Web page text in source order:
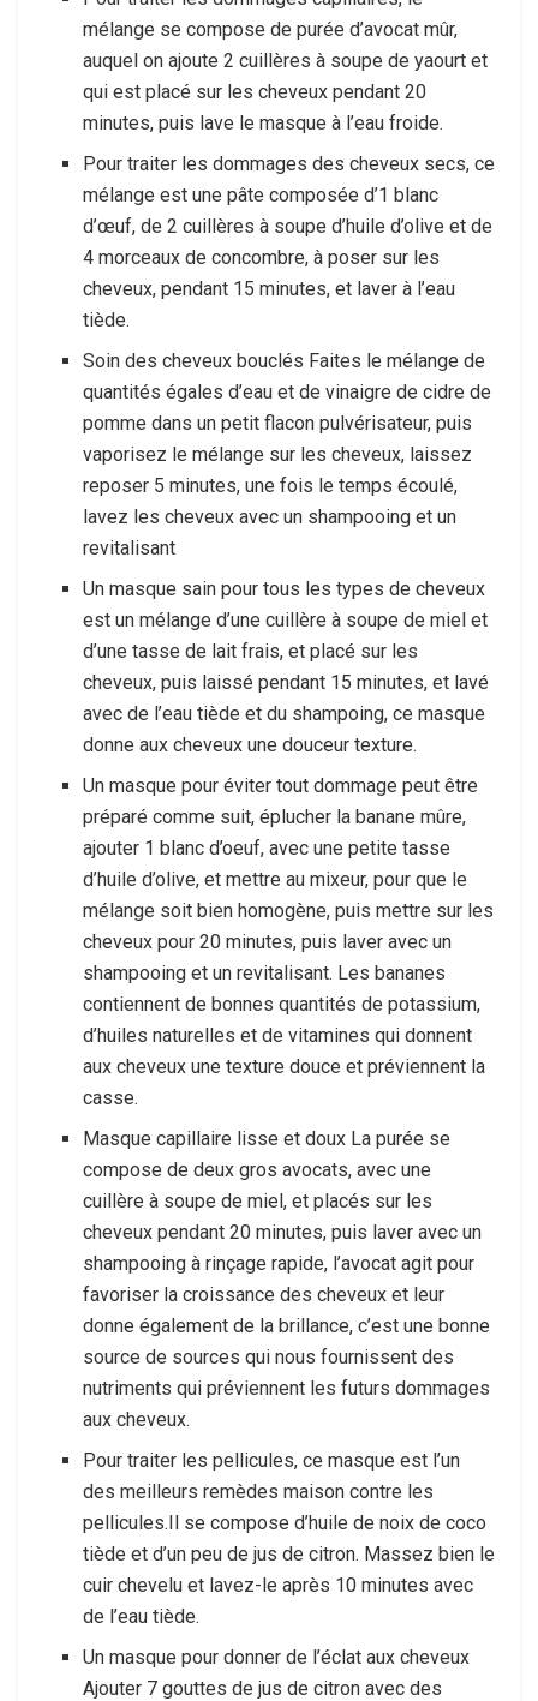
mélange se compose de purée d’avocat mûr,
auquel on ajoute 2 cuillères à soupe de yaourt et
qui est placé sur les cheveux pendant 20
minutes, puis lave le masque à l’eau froide.
Pour traiter les dommages des cheveux secs, ce
mélange est une pâte composée d’1 blanc
d’œuf, de 2 cuillères à soupe d’huile d’olive et de
4 morceaux de concombre, à poser sur les
cheveux, pendant 15 minutes, et laver à l’eau
tiède.
Soin des cheveux bouclés Faites le mélange de
quantités égales d’eau et de vinaigre de cidre de
pomme dans un petit flacon pulvérisateur, puis
vaporisez le mélange sur les cheveux, laissez
reposer 5 minutes, une fois le temps écoulé,
lavez les cheveux avec un shampooing et un
revitalisant
Un masque sain pour tous les types de cheveux
est un mélange d’une cuillère à soupe de miel et
d’une tasse de lait frais, et placé sur les
cheveux, puis laissé pendant 15 minutes, et lavé
avec de l’eau tiède et du shampoing, ce masque
donne aux cheveux une douceur texture.
Un masque pour éviter tout dommage peut être
préparé comme suit, éplucher la banane mûre,
ajouter 1 blanc d’oeuf, avec une petite tasse
d’huile d’olive, et mettre au mixeur, pour que le
mélange soit bien homogène, puis mettre sur les
cheveux pour 20 minutes, puis laver avec un
shampooing et un revitalisant. Les bananes
contiennent de bonnes quantités de potassium,
d’huiles naturelles et de vitamines qui donnent
aux cheveux une texture douce et préviennent la
casse.
Masque capillaire lisse et doux La purée se
compose de deux gros avocats, avec une
cuillère à soupe de miel, et placés sur les
cheveux pendant 20 minutes, puis laver avec un
shampooing à rinçage rapide, l’avocat agit pour
favoriser la croissance des cheveux et leur
donne également de la brillance, c’est une bonne
source de sources qui nous fournissent des
nutriments qui préviennent les futurs dommages
aux cheveux.
Pour traiter les pellicules, ce masque est l’un
des meilleurs remèdes maison contre les
pellicules.Il se compose d’huile de noix de coco
tiède et d’un peu de jus de citron. Massez bien le
cuir chevelu et lavez-le après 10 minutes avec
de l’eau tiède.
Un masque pour donner de l’éclat aux cheveux
Ajouter 7 gouttes de jus de citron avec des